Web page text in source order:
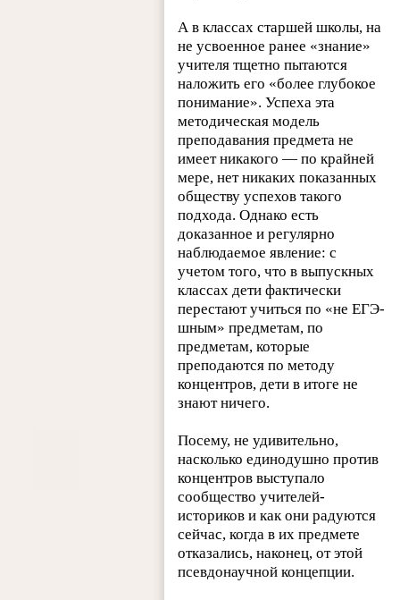
А в классах старшей школы, на
не усвоенное ранее «знание»
учителя тщетно пытаются
наложить его «более глубокое
понимание». Успеха эта
методическая модель
преподавания предмета не
имеет никакого — по крайней
мере, нет никаких показанных
обществу успехов такого
подхода. Однако есть
доказанное и регулярно
наблюдаемое явление: с
учетом того, что в выпускных
классах дети фактически
перестают учиться по «не ЕГЭ-
шным» предметам, по
предметам, которые
преподаются по методу
концентров, дети в итоге не
знают ничего.
Посему, не удивительно,
насколько единодушно против
концентров выступало
сообщество учителей-
историков и как они радуются
сейчас, когда в их предмете
отказались, наконец, от этой
псевдонаучной концепции.